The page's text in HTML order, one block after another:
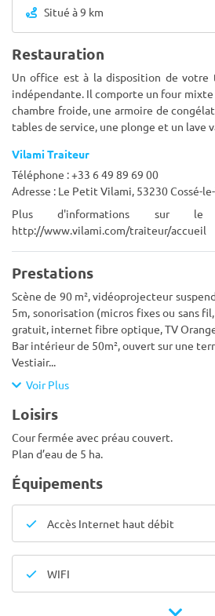
Situé à 9 km
Restauration
Un office est à la disposition de votre
indépendante. Il comporte un four mixte
chambre froide, une armoire de
tables de service, une plonge et un lave
Vilami Traiteur
Téléphone : +33 6 49 89 69 00
Adresse : Le Petit Vilami, 53230 Cossé-
Plus d'informations sur
http://www.vilami.com/traiteur/accueil
Prestations
Scène de 90 m², vidéoprojecteur
5m, sonorisation (micros fixes ou sans
gratuit, internet fibre optique, TV
Bar intérieur de 50m², ouvert sur une
Vestiair...
Voir Plus
Loisirs
Cour fermée avec préau couvert.
Plan d’eau de 5 ha.
Équipements
Accès Internet haut débit
WIFI